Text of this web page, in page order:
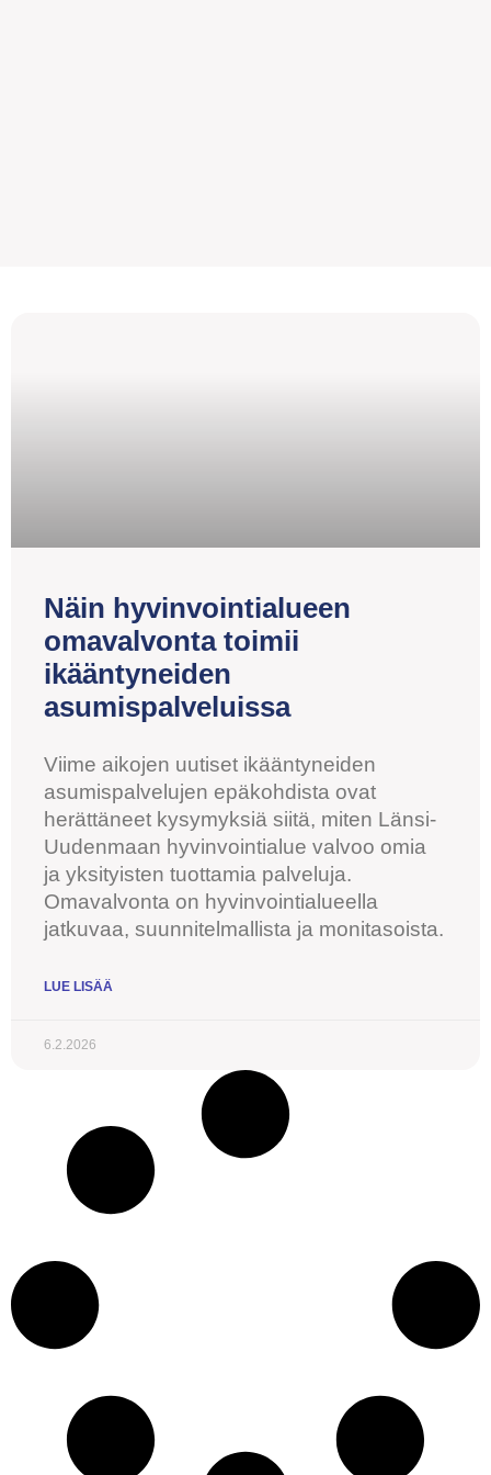
Näin hyvinvointialueen
omavalvonta toimii
ikääntyneiden
asumispalveluissa
Viime aikojen uutiset ikääntyneiden
asumispalvelujen epäkohdista ovat
herättäneet kysymyksiä siitä, miten Länsi-
Uudenmaan hyvinvointialue valvoo omia
ja yksityisten tuottamia palveluja.
Omavalvonta on hyvinvointialueella
jatkuvaa, suunnitelmallista ja monitasoista.
LUE LISÄÄ
6.2.2026